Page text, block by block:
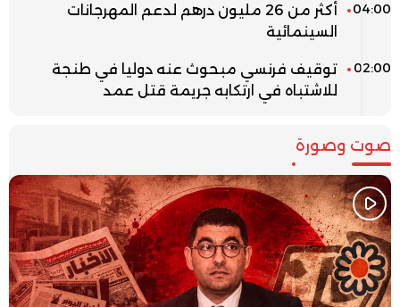
04:00
أكثر من 26 مليون درهم لدعم المهرجانات
السينمائية
02:00
توقيف فرنسي مبحوث عنه دوليا في طنجة
للاشتباه في ارتكابه جريمة قتل عمد
صوت وصورة